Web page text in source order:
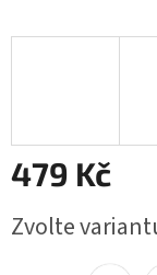
479 Kč
Zvolte